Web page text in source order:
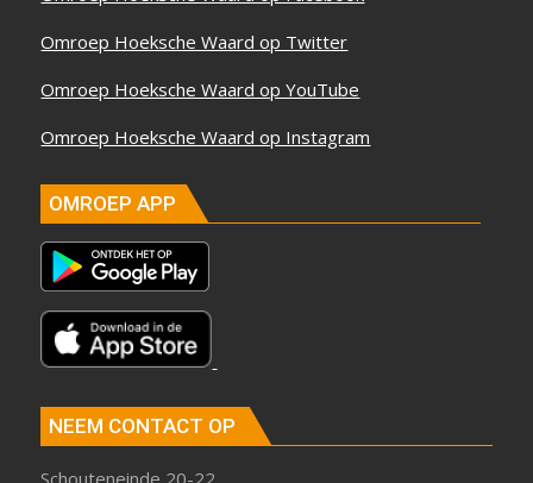
Omroep Hoeksche Waard op Twitter
Omroep Hoeksche Waard op YouTube
Omroep Hoeksche Waard op Instagram
OMROEP APP
NEEM CONTACT OP